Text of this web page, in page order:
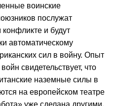
воинские
послужат
и будут
автоматическому
сил в войну. Опыт
свидетельствует, что
наземные силы в
на европейском театре
уже сделана другими.